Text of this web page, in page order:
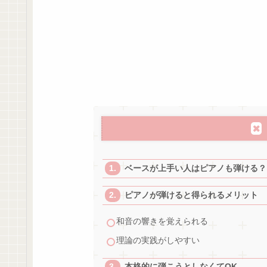
ベースが上手い人はピアノも弾ける？
ピアノが弾けると得られるメリット
和音の響きを覚えられる
理論の実践がしやすい